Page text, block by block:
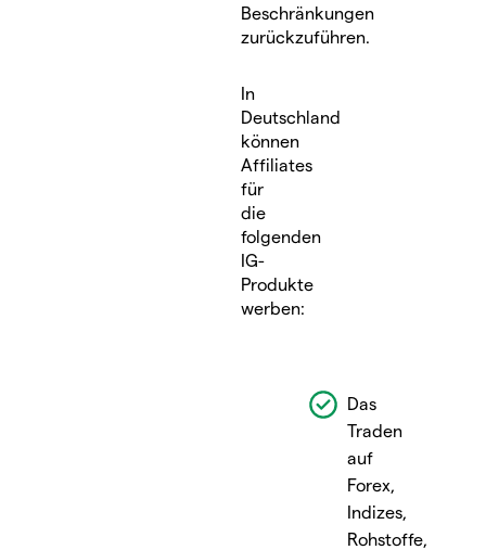
Beschränkungen
zurückzuführen.
In
Deutschland
können
Affiliates
für
die
folgenden
IG-
Produkte
werben:
Das
Traden
auf
Forex,
Indizes,
Rohstoffe,